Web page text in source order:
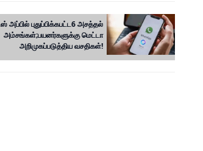
அப்பில் புதுப்பிக்கபட்ட6 அசத்தல்
அம்சங்கள்;பயனர்களுக்கு மெட்டா
அறிமுகப்படுத்திய வசதிகள்!